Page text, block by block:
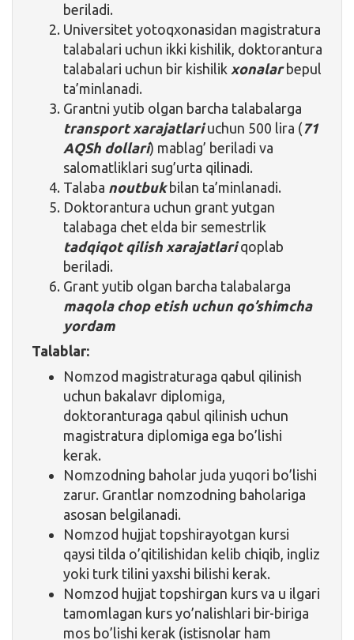
beriladi.
Universitet yotoqxonasidan magistratura
talabalari uchun ikki kishilik, doktorantura
talabalari uchun bir kishilik xonalarbepul
ta’minlanadi.
Grantni yutib olgan barcha talabalarga
transport xarajatlariuchun 500 lira (71
AQSh dollari) mablag’ beriladi va
salomatliklari sug’urta qilinadi.
Talaba noutbukbilan ta’minlanadi.
Doktorantura uchun grant yutgan
talabaga chet elda bir semestrlik
tadqiqot qilish xarajatlariqoplab
beriladi.
Grant yutib olgan barcha talabalarga
maqola chop etish uchun qo’shimcha
yordam
Talablar:
Nomzod magistraturaga qabul qilinish
uchun bakalavr diplomiga,
doktoranturaga qabul qilinish uchun
magistratura diplomiga ega bo’lishi
kerak.
Nomzodning baholar juda yuqori bo’lishi
zarur. Grantlar nomzodning baholariga
asosan belgilanadi.
Nomzod hujjat topshirayotgan kursi
qaysi tilda o’qitilishidan kelib chiqib, ingliz
yoki turk tilini yaxshi bilishi kerak.
Nomzod hujjat topshirgan kurs va u ilgari
tamomlagan kurs yo’nalishlari bir-biriga
mos bo’lishi kerak (istisnolar ham